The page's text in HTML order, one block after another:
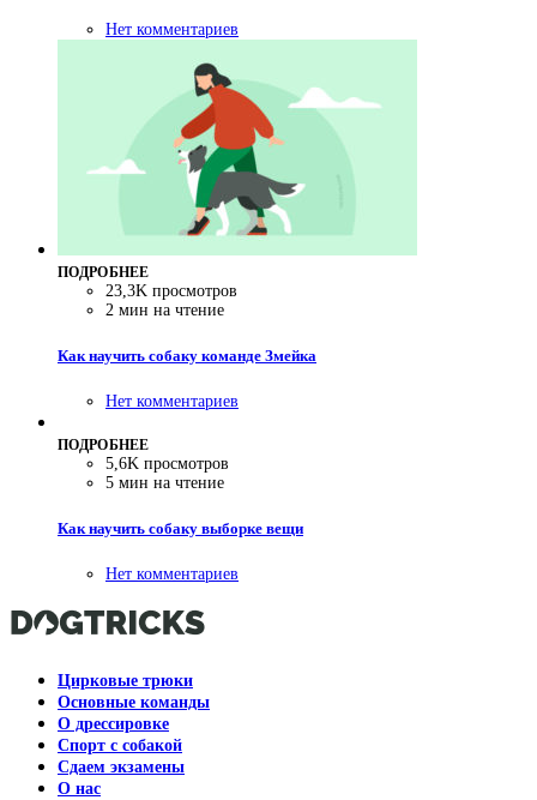
Нет комментариев
ПОДРОБНЕЕ
23,3K просмотров
2 мин на чтение
Как научить собаку команде Змейка
Нет комментариев
ПОДРОБНЕЕ
5,6K просмотров
5 мин на чтение
Как научить собаку выборке вещи
Нет комментариев
Цирковые трюки
Основные команды
О дрессировке
Спорт с собакой
Сдаем экзамены
О нас